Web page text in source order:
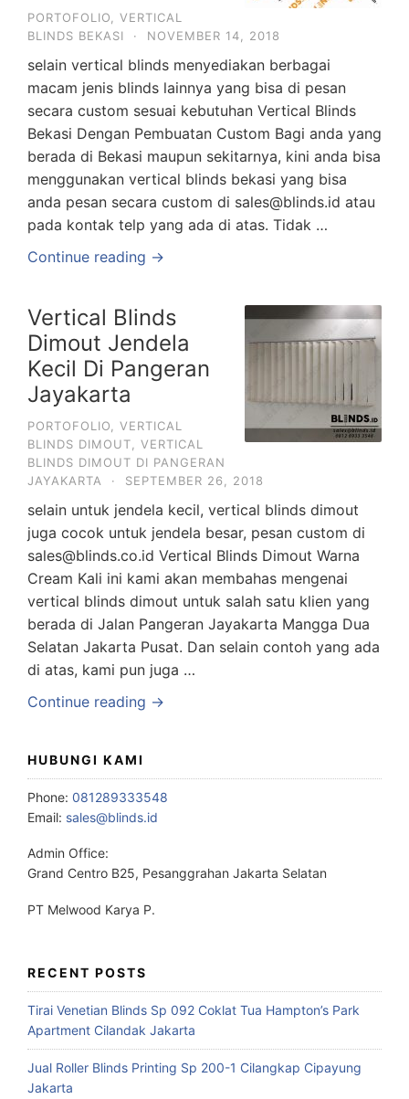
PORTOFOLIO
VERTICAL
BLINDS BEKASI
· NOVEMBER 14, 2018
selain vertical blinds menyediakan berbagai
macam jenis blinds lainnya yang bisa di pesan
secara custom sesuai kebutuhan Vertical Blinds
Bekasi Dengan Pembuatan Custom Bagi anda yang
berada di Bekasi maupun sekitarnya, kini anda bisa
menggunakan vertical blinds bekasi yang bisa
anda pesan secara custom di sales@blinds.id atau
pada kontak telp yang ada di atas. Tidak …
Continue reading →
Vertical Blinds
Dimout Jendela
Kecil Di Pangeran
Jayakarta
PORTOFOLIO
VERTICAL
BLINDS DIMOUT
VERTICAL
BLINDS DIMOUT DI PANGERAN
JAYAKARTA
· SEPTEMBER 26, 2018
selain untuk jendela kecil, vertical blinds dimout
juga cocok untuk jendela besar, pesan custom di
sales@blinds.co.id Vertical Blinds Dimout Warna
Cream Kali ini kami akan membahas mengenai
vertical blinds dimout untuk salah satu klien yang
berada di Jalan Pangeran Jayakarta Mangga Dua
Selatan Jakarta Pusat. Dan selain contoh yang ada
di atas, kami pun juga …
Continue reading →
HUBUNGI KAMI
Phone: 081289333548
Email: sales@blinds.id
Admin Office:
Grand Centro B25, Pesanggrahan Jakarta Selatan
PT Melwood Karya P.
RECENT POSTS
Tirai Venetian Blinds Sp 092 Coklat Tua Hampton’s Park
Apartment Cilandak Jakarta
Jual Roller Blinds Printing Sp 200-1 Cilangkap Cipayung
Jakarta